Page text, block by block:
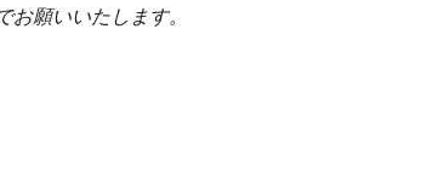
お願いいたします。